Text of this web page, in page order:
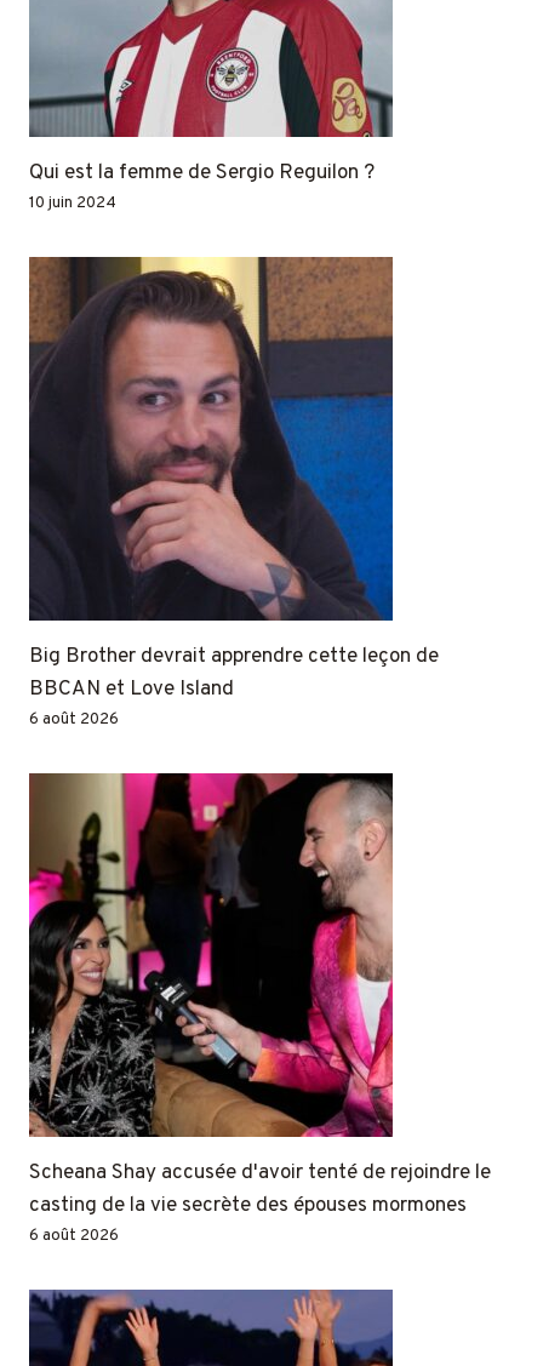
Qui est la femme de Sergio Reguilon ?
10 juin 2024
Big Brother devrait apprendre cette leçon de
BBCAN et Love Island
6 août 2026
Scheana Shay accusée d'avoir tenté de rejoindre le
casting de la vie secrète des épouses mormones
6 août 2026